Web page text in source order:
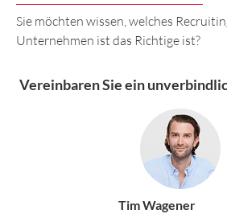
Sie möchten wissen, welches
Unternehmen ist das Richtige ist?
Vereinbaren Sie ein
Tim Wagener